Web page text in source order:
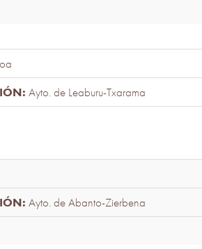
Ayto. de Leaburu-Txarama
Ayto. de Abanto-Zierbena